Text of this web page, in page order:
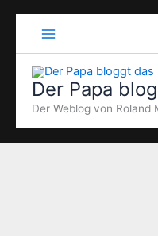
Der Papa
Der Weblog von Roland